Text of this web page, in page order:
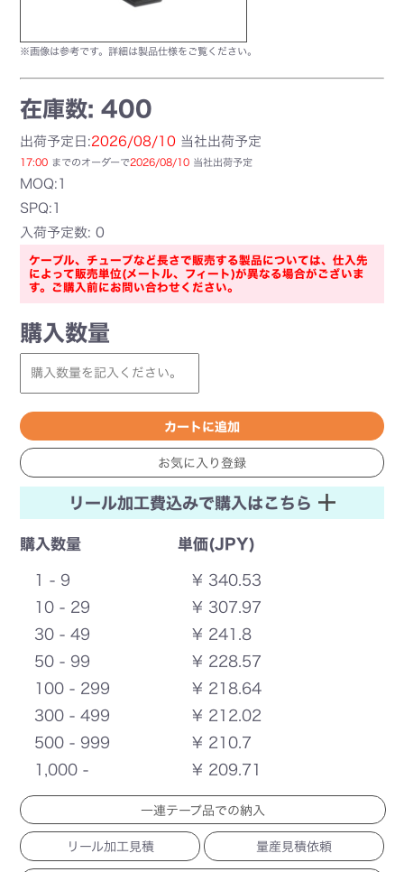
※画像は参考です。詳細は製品仕様をご覧ください。
在庫数: 400
出荷予定日:2026/08/10 当社出荷予定
17:00 までのオーダーで2026/08/10 当社出荷予定
MOQ:1
SPQ:1
入荷予定数: 0
ケーブル、チューブなど長さで販売する製品については、仕入先
によって販売単位(メートル、フィート)が異なる場合がございま
す。ご購入前にお問い合わせください。
購入数量
リール加工費込みで購入はこちら
購入数量 単価(JPY)
1 - 9
¥ 340.53
10 - 29
¥ 307.97
30 - 49
¥ 241.8
50 - 99
¥ 228.57
100 - 299
¥ 218.64
300 - 499
¥ 212.02
500 - 999
¥ 210.7
1,000 -
¥ 209.71
一連テープ品での納入
リール加工見積 量産見積依頼